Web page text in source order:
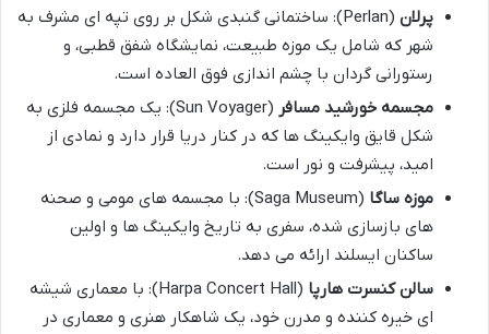
پرلان
(Perlan): ساختمانی گنبدی شکل بر روی تپه ای مشرف به
شهر که شامل یک موزه طبیعت، نمایشگاه شفق قطبی، و
رستورانی گردان با چشم اندازی فوق العاده است.
مجسمه خورشید مسافر
(Sun Voyager): یک مجسمه فلزی به
شکل قایق وایکینگ ها که در کنار دریا قرار دارد و نمادی از
امید، پیشرفت و نور است.
موزه ساگا
(Saga Museum): با مجسمه های مومی و صحنه
های بازسازی شده، سفری به تاریخ وایکینگ ها و اولین
ساکنان ایسلند ارائه می دهد.
سالن کنسرت هارپا
(Harpa Concert Hall): با معماری شیشه
ای خیره کننده و مدرن خود، یک شاهکار هنری و معماری در